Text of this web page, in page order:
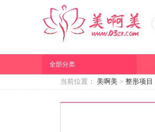
全部分类
当前位置： 美啊美 > 整形项目